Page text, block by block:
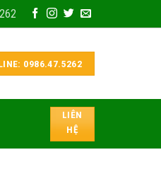
0986.47.5262
LIÊN
HỆ